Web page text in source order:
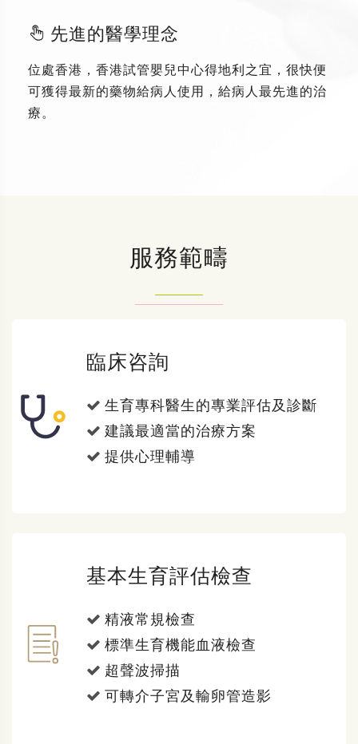
先進的醫學理念
位處香港，香港試管嬰兒中心得地利之宜，很快便
可獲得最新的藥物給病人使用，給病人最先進的治
療。
服務範疇
臨床咨詢
生育專科醫生的專業評估及診斷
建議最適當的治療方案
提供心理輔導
基本生育評估檢查
精液常規檢查
標準生育機能血液檢查
超聲波掃描
可轉介子宮及輸卵管造影